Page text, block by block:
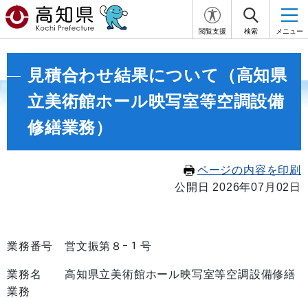
閲覧支援 検索 メニュー
見積合わせ結果について（高知県
立美術館ホール映写室等空調設備
修繕業務）
ページの内容を印刷
公開日 2026年07月02日
業務番号 営文振第８ｰ１号
業務名 高知県立美術館ホール映写室等空調設備修繕
業務